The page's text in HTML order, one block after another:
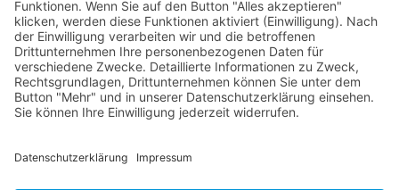
Downloads
Weitere Seiten